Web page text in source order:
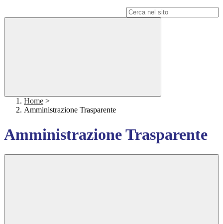
Home >
Amministrazione Trasparente
Amministrazione Trasparente